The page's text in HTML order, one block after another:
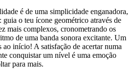
é de uma simplicidade enganadora,
o teu ícone geométrico através de
mais complexos, cronometrando os
de uma banda sonora excitante. Um
início! A satisfação de acertar numa
conquistar um nível é uma emoção
para mais.